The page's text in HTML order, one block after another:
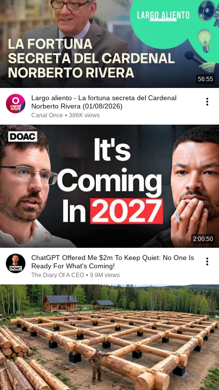
56:55
Largo aliento - La fortuna secreta del Cardenal
Norberto Rivera (01/08/2026)
Canal Once • 386K views
2:00:50
ChatGPT Offered Me $2m To Keep Quiet: No One Is
Ready For What's Coming!
The Diary Of A CEO • 9.9M views